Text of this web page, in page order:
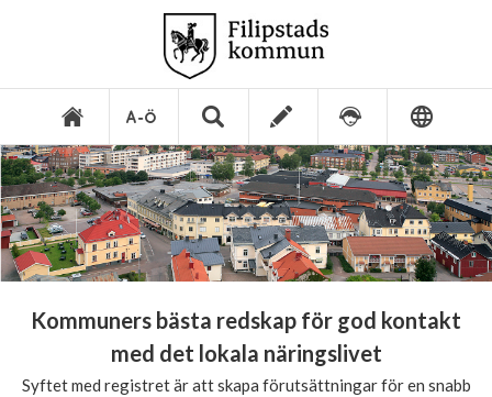
Kommuners bästa redskap för god kontakt
med det lokala näringslivet
Syftet med registret är att skapa förutsättningar för en snabb